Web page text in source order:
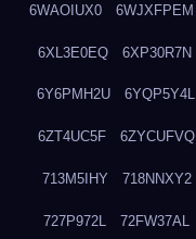
6WAOIUX0 6WJXFPEM
6XL3E0EQ 6XP30R7N
6Y6PMH2U 6YQP5Y4L
6ZT4UC5F 6ZYCUFVQ
713M5IHY 718NNXY2
727P972L 72FW37AL